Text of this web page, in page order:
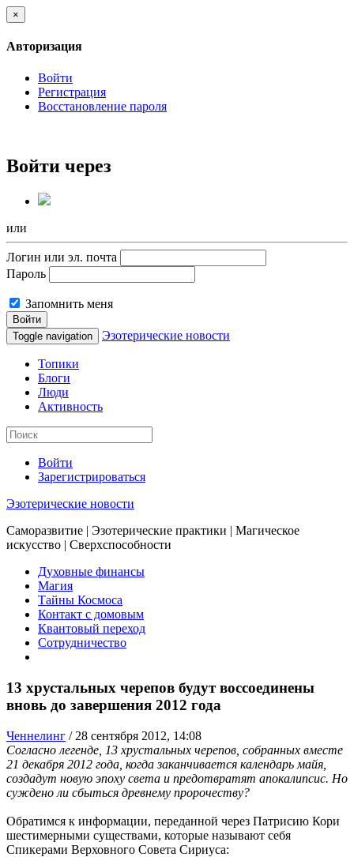
×
Авторизация
Войти
Регистрация
Восстановление пароля
Войти через
или
Логин или эл. почта
Пароль
Запомнить меня
Войти
Toggle navigation
Эзотерические новости
Топики
Блоги
Люди
Активность
Войти
Зарегистрироваться
Эзотерические новости
Саморазвитие | Эзотерические практики | Магическое
искусство | Сверхспособности
Духовные финансы
Магия
Тайны Космоса
Контакт с домовым
Квантовый переход
Сотрудничество
13 хрустальных черепов будут воссоединены
вновь до завершения 2012 года
Ченнелинг / 28 сентября 2012, 14:08
Согласно легенде, 13 хрустальных черепов, собранных вместе
21 декабря 2012 года, когда заканчивается календарь майя,
создадут новую эпоху света и предотвратят апокалипсис. Но
суждено ли сбыться древнему пророчеству?
Обратимся к информации, переданной через Патрисию Кори
шестимерными существами, которые называют себя
Спикерами Верховного Совета Сириуса: